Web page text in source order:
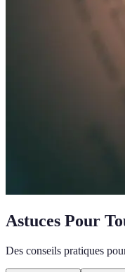
Astuces Pour
Des conseils pratiques